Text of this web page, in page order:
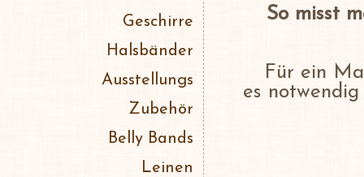
Geschirre
Halsbänder
Ausstellungs
Zubehör
Belly Bands
Leinen
So misst
Für ein
es